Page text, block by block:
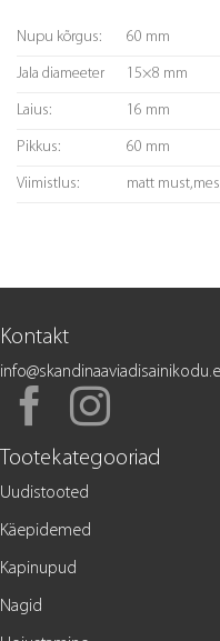
Nupu kõrgus: 60 mm
Jala diameeter 15×8 mm
Laius: 16 mm
Pikkus: 60 mm
Viimistlus: matt
Kontakt
Tootekategooriad
Uudistooted
Käepidemed
Kapinupud
Nagid